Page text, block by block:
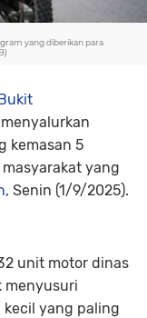
yang diberikan para
kemasan 5
yang
, Senin (1/9/2025).
unit motor dinas
menyusuri
yang paling